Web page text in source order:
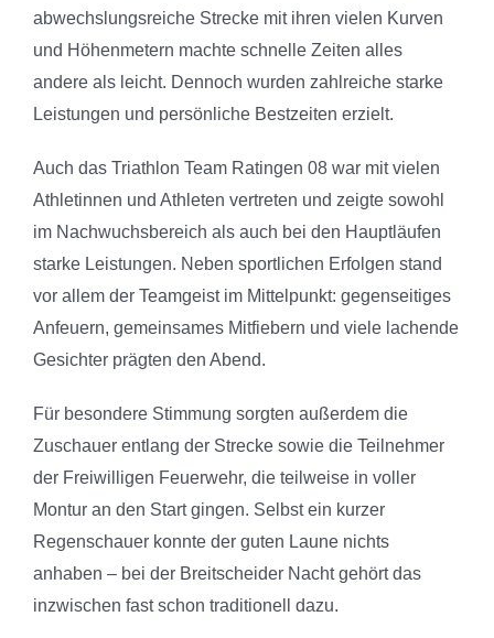
abwechslungsreiche Strecke mit ihren vielen Kurven
und Höhenmetern machte schnelle Zeiten alles
andere als leicht. Dennoch wurden zahlreiche starke
Leistungen und persönliche Bestzeiten erzielt.
Auch das Triathlon Team Ratingen 08 war mit vielen
Athletinnen und Athleten vertreten und zeigte sowohl
im Nachwuchsbereich als auch bei den Hauptläufen
starke Leistungen. Neben sportlichen Erfolgen stand
vor allem der Teamgeist im Mittelpunkt: gegenseitiges
Anfeuern, gemeinsames Mitfiebern und viele lachende
Gesichter prägten den Abend.
Für besondere Stimmung sorgten außerdem die
Zuschauer entlang der Strecke sowie die Teilnehmer
der Freiwilligen Feuerwehr, die teilweise in voller
Montur an den Start gingen. Selbst ein kurzer
Regenschauer konnte der guten Laune nichts
anhaben – bei der Breitscheider Nacht gehört das
inzwischen fast schon traditionell dazu.